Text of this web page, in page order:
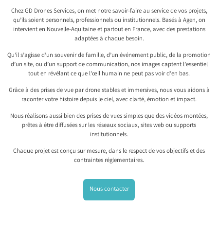
Chez GD Drones Services, on met notre savoir-faire au service de vos projets,
qu’ils soient personnels, professionnels ou institutionnels. Basés à Agen, on
intervient en Nouvelle-Aquitaine et partout en France, avec des prestations
adaptées à chaque besoin.
Qu’il s’agisse d’un souvenir de famille, d’un événement public, de la promotion
d’un site, ou d’un support de communication, nos images captent l’essentiel
tout en révélant ce que l’œil humain ne peut pas voir d’en bas.
Grâce à des prises de vue par drone stables et immersives, nous vous aidons à
raconter votre histoire depuis le ciel, avec clarté, émotion et impact.
Nous réalisons aussi bien des prises de vues simples que des vidéos montées,
prêtes à être diffusées sur les réseaux sociaux, sites web ou supports
institutionnels.
Chaque projet est conçu sur mesure, dans le respect de vos objectifs et des
contraintes réglementaires.
Nous contacter